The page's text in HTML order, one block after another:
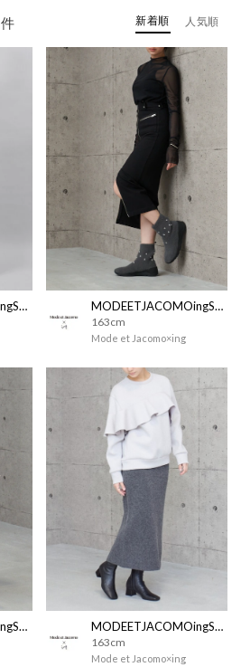
件 新着順 人気順
MODEETJACOMOingSTAFF MODEETJACOMOingSTAFF
163cm
Mode et Jacomo×ing
MODEETJACOMOingSTAFF MODEETJACOMOingSTAFF
163cm
Mode et Jacomo×ing